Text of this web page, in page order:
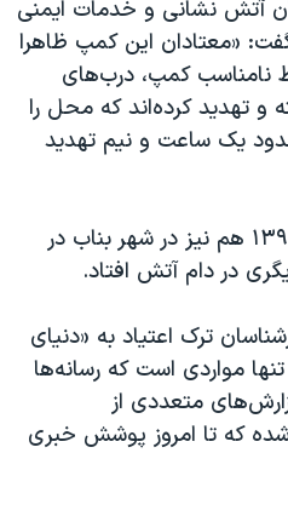
آتش نشانی و خدمات ایمنی
«معتادان این کمپ ظاهرا
نامناسب کمپ، درب‌های
و تهدید کرده‌اند که محل را
یک ساعت و نیم تهدید
براساس گزارش‌ها در سال ۱۳۹۵ هم نیز در شهر بناب در
در دام آتش افتاد.
ترک اعتیاد به «دنیای
مواردی است که رسانه‌ها
متعددی از
که تا امروز پوشش خبری